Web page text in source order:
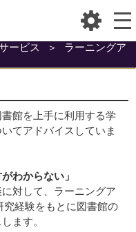
ービス ＞
ラーニングア
館を上手に利用する学
てアドバイスしていま
わからない」
対して、ラーニングア
究経験をもとに図書館の
ます。